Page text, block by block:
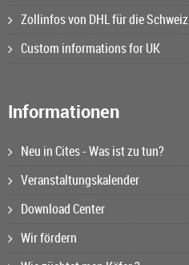
Zollinfos von DHL für die Schweiz
Custom informations for UK
Informationen
Neu in Cites - Was ist zu tun?
Veranstaltungskalender
Download Center
Wir fördern